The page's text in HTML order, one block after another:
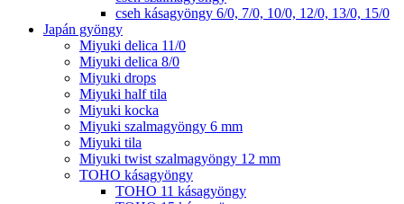
cseh kásagyöngy 6/0, 7/0, 10/0, 12/0, 13/0, 15/0
Japán gyöngy
Miyuki delica 11/0
Miyuki delica 8/0
Miyuki drops
Miyuki half tila
Miyuki kocka
Miyuki szalmagyöngy 6 mm
Miyuki tila
Miyuki twist szalmagyöngy 12 mm
TOHO kásagyöngy
TOHO 11 kásagyöngy